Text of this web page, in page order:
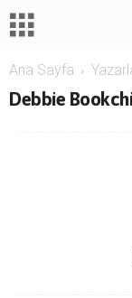
Ana Sayfa
Debbie